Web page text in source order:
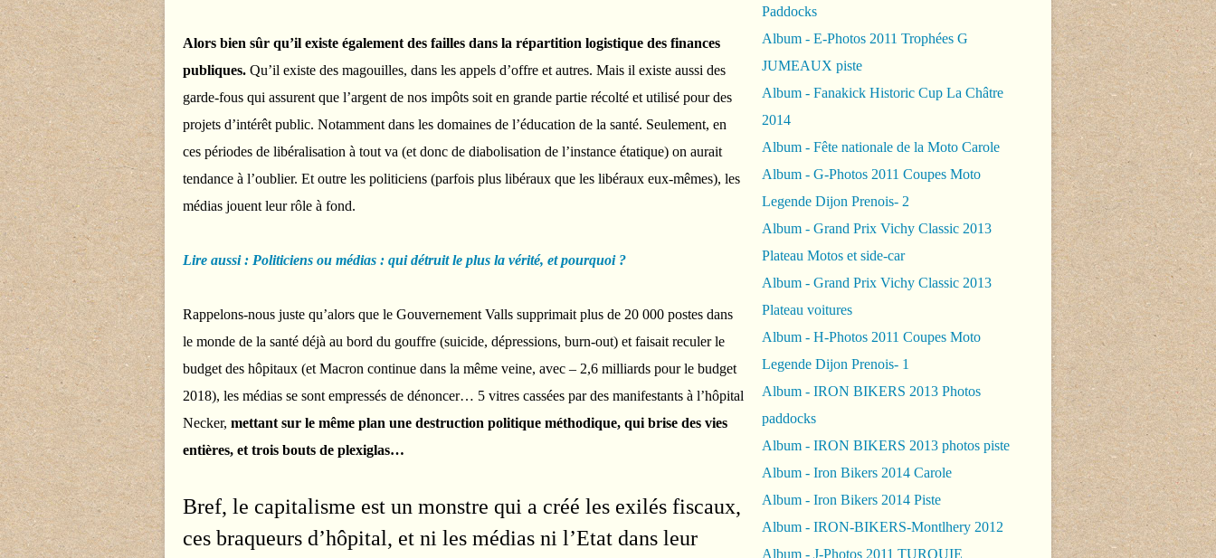
Alors bien sûr qu’il existe également des failles dans la répartition logistique des finances
publiques. Qu’il existe des magouilles, dans les appels d’offre et autres. Mais il existe aussi des
garde-fous qui assurent que l’argent de nos impôts soit en grande partie récolté et utilisé pour des
projets d’intérêt public. Notamment dans les domaines de l’éducation de la santé. Seulement, en
ces périodes de libéralisation à tout va (et donc de diabolisation de l’instance étatique) on aurait
tendance à l’oublier. Et outre les politiciens (parfois plus libéraux que les libéraux eux-mêmes), les
médias jouent leur rôle à fond.
Lire aussi : Politiciens ou médias : qui détruit le plus la vérité, et pourquoi ?
Rappelons-nous juste qu’alors que le Gouvernement Valls supprimait plus de 20 000 postes dans
le monde de la santé déjà au bord du gouffre (suicide, dépressions, burn-out) et faisait reculer le
budget des hôpitaux (et Macron continue dans la même veine, avec – 2,6 milliards pour le budget
2018), les médias se sont empressés de dénoncer… 5 vitres cassées par des manifestants à l’hôpital
Necker, mettant sur le même plan une destruction politique méthodique, qui brise des vies
entières, et trois bouts de plexiglas…
Bref, le capitalisme est un monstre qui a créé les exilés fiscaux,
ces braqueurs d’hôpital, et ni les médias ni l’Etat dans leur
Paddocks
Album - E-Photos 2011 Trophées G
JUMEAUX piste
Album - Fanakick Historic Cup La Châtre
2014
Album - Fête nationale de la Moto Carole
Album - G-Photos 2011 Coupes Moto
Legende Dijon Prenois- 2
Album - Grand Prix Vichy Classic 2013
Plateau Motos et side-car
Album - Grand Prix Vichy Classic 2013
Plateau voitures
Album - H-Photos 2011 Coupes Moto
Legende Dijon Prenois- 1
Album - IRON BIKERS 2013 Photos
paddocks
Album - IRON BIKERS 2013 photos piste
Album - Iron Bikers 2014 Carole
Album - Iron Bikers 2014 Piste
Album - IRON-BIKERS-Montlhery 2012
Album - J-Photos 2011 TURQUIE